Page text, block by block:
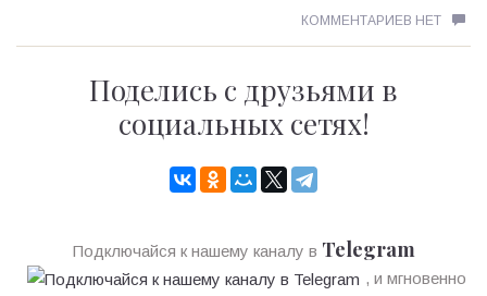
КОММЕНТАРИЕВ НЕТ
Поделись с друзьями в
социальных сетях!
Подключайся к нашему каналу в Telegram
, и мгновенно